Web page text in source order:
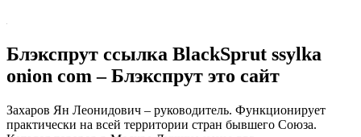
Блэкспрут ссылка BlackSprut ssylka
onion com – Блэкспрут это сайт
Захаров Ян Леонидович – руководитель. Функционирует
практически на всей территории стран бывшего Союза.